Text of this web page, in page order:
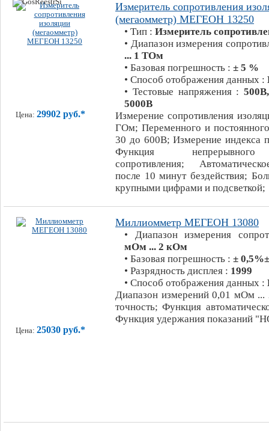
Цена: 29902 руб.*
Измеритель сопротивления
(мегаомметр) МЕГЕОН 13250
• Тип : Измеритель
• Диапазон измерения
... 1 ТОм
• Базовая погрешность : ± 5 %
• Способ отображения данных :
• Тестовые напряжения :
5000В
Измерение сопротивления
ГОм; Переменного и
30 до 600В; Измерение индекса
Функция
сопротивления;
после 10 минут бездействия;
крупными цифрами и подсветкой;
Цена: 25030 руб.*
Миллиомметр МЕГЕОН 13080
• Диапазон измерения
мОм ... 2 кОм
• Базовая погрешность : ±
• Разрядность дисплея : 1999
• Способ отображения данных :
Диапазон измерений 0,01 мОм
точность; Функция
Функция удержания показаний